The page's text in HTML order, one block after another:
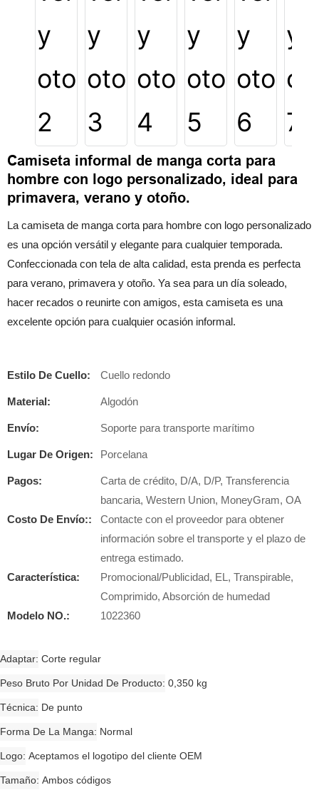
Camiseta informal de manga corta para
hombre con logo personalizado, ideal para
primavera, verano y otoño.
La camiseta de manga corta para hombre con logo personalizado
es una opción versátil y elegante para cualquier temporada.
Confeccionada con tela de alta calidad, esta prenda es perfecta
para verano, primavera y otoño. Ya sea para un día soleado,
hacer recados o reunirte con amigos, esta camiseta es una
excelente opción para cualquier ocasión informal.
Estilo De Cuello: Cuello redondo
Material: Algodón
Envío: Soporte para transporte marítimo
Lugar De Origen: Porcelana
Pagos:
Carta de crédito, D/A, D/P, Transferencia
bancaria, Western Union, MoneyGram, OA
Costo De Envío::
Contacte con el proveedor para obtener
información sobre el transporte y el plazo de
entrega estimado.
Característica:
Promocional/Publicidad, EL, Transpirable,
Comprimido, Absorción de humedad
Modelo NO.:
1022360
Adaptar Corte regular
Peso Bruto Por Unidad De Producto 0,350 kg
Técnica De punto
Forma De La Manga Normal
Logo Aceptamos el logotipo del cliente OEM
Tamaño Ambos códigos